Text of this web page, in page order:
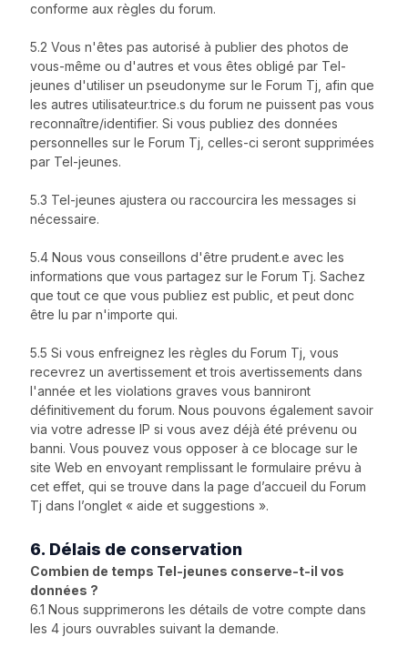
conforme aux règles du forum.
5.2 Vous n'êtes pas autorisé à publier des photos de
vous-même ou d'autres et vous êtes obligé par Tel-
jeunes d'utiliser un pseudonyme sur le Forum Tj, afin que
les autres utilisateur.trice.s du forum ne puissent pas vous
reconnaître/identifier. Si vous publiez des données
personnelles sur le Forum Tj, celles-ci seront supprimées
par Tel-jeunes.
5.3 Tel-jeunes ajustera ou raccourcira les messages si
nécessaire.
5.4 Nous vous conseillons d'être prudent.e avec les
informations que vous partagez sur le Forum Tj. Sachez
que tout ce que vous publiez est public, et peut donc
être lu par n'importe qui.
5.5 Si vous enfreignez les règles du Forum Tj, vous
recevrez un avertissement et trois avertissements dans
l'année et les violations graves vous banniront
définitivement du forum. Nous pouvons également savoir
via votre adresse IP si vous avez déjà été prévenu ou
banni. Vous pouvez vous opposer à ce blocage sur le
site Web en envoyant remplissant le formulaire prévu à
cet effet, qui se trouve dans la page d’accueil du Forum
Tj dans l’onglet « aide et suggestions ».
6. Délais de conservation
Combien de temps Tel-jeunes conserve-t-il vos
données ?
6.1 Nous supprimerons les détails de votre compte dans
les 4 jours ouvrables suivant la demande.